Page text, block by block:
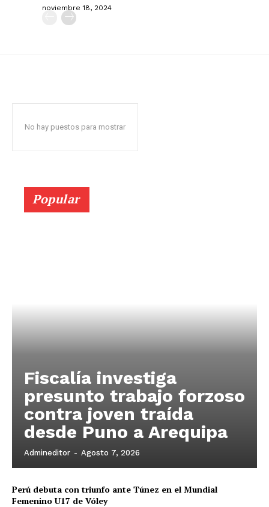
noviembre 18, 2024
No hay puestos para mostrar
Popular
Fiscalía investiga
presunto trabajo forzoso
contra joven traída
desde Puno a Arequipa
Admineditor - Agosto 7, 2026
Perú debuta con triunfo ante Túnez en el Mundial
Femenino U17 de Vóley